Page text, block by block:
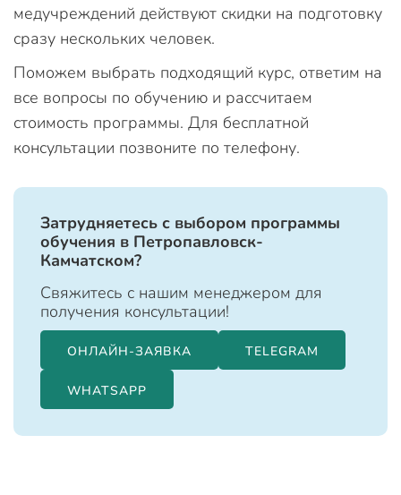
медучреждений действуют скидки на подготовку
сразу нескольких человек.
Поможем выбрать подходящий курс, ответим на
все вопросы по обучению и рассчитаем
стоимость программы. Для бесплатной
консультации позвоните по телефону.
Затрудняетесь с выбором программы
обучения в Петропавловск-
Камчатском?
Свяжитесь с нашим менеджером для
получения консультации!
ОНЛАЙН-ЗАЯВКА TELEGRAM
WHATSAPP